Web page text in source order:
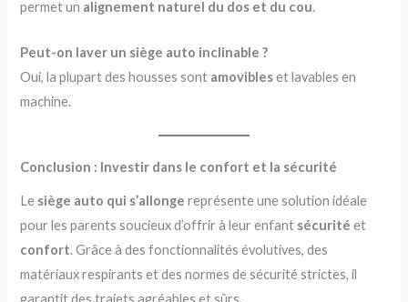
permet un alignement naturel du dos et du cou.
Peut-on laver un siège auto inclinable ?
Oui, la plupart des housses sont amovibleset lavables en
machine.
Conclusion : Investir dans le confort et la sécurité
Le siège auto qui s’allonge représente une solution idéale
pour les parents soucieux d’offrir à leur enfant sécurité et
confort. Grâce à des fonctionnalités évolutives, des
matériaux respirants et des normes de sécurité strictes, il